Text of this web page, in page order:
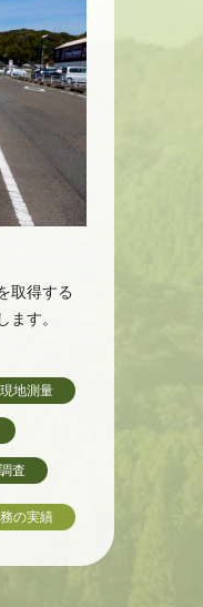
取得する
ます。
現地測量
査
の実績